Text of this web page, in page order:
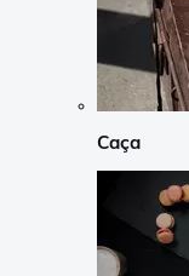
Caça